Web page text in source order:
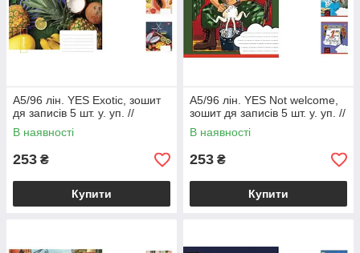
А5/96 лін. YES Exotic, зошит
дя записів 5 шт. у. уп. //
В наявності
253 ₴
Купити
А5/96 лін. YES Not welcome,
зошит дя записів 5 шт. у. уп. //
В наявності
253 ₴
Купити